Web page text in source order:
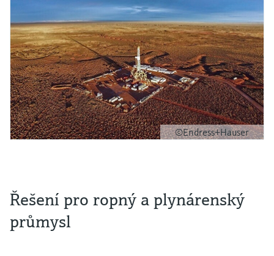
©Endress+Hauser
Řešení pro ropný a plynárenský
průmysl